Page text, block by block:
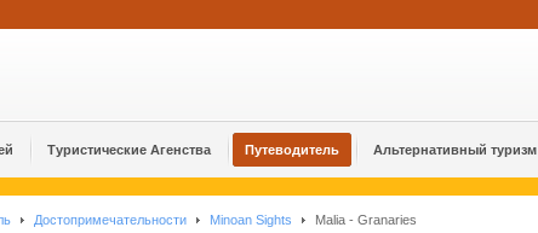
Туристические Агенства Путеводитель Альтернативный туризм
Достопримечательности Minoan Sights Malia - Granaries